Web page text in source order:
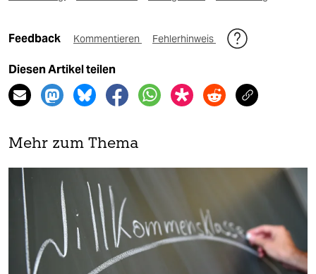
Feedback Kommentieren Fehlerhinweis
Diesen Artikel teilen
Mehr zum Thema